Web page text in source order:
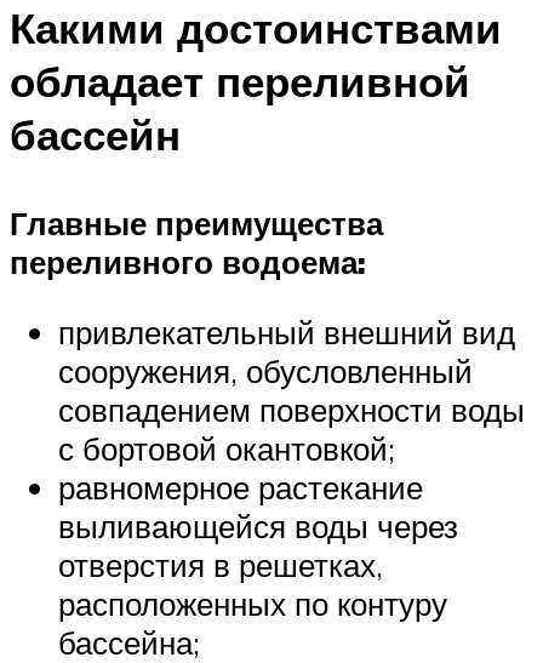
Какими достоинствами
обладает переливной
бассейн
Главные преимущества
переливного водоема:
привлекательный внешний вид
сооружения, обусловленный
совпадением поверхности воды
с бортовой окантовкой;
равномерное растекание
выливающейся воды через
отверстия в решетках,
расположенных по контуру
бассейна;